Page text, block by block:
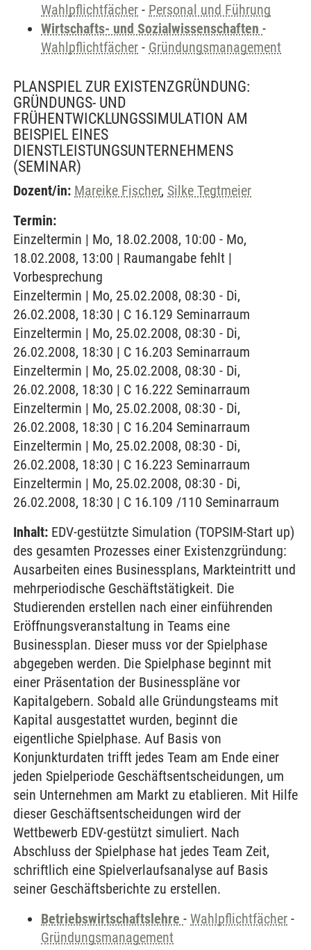
Wahlpflichtfächer - Personal und Führung
Wirtschafts- und Sozialwissenschaften -
Wahlpflichtfächer - Gründungsmanagement
PLANSPIEL ZUR EXISTENZGRÜNDUNG:
GRÜNDUNGS- UND
FRÜHENTWICKLUNGSSIMULATION AM
BEISPIEL EINES
DIENSTLEISTUNGSUNTERNEHMENS
(SEMINAR)
Dozent/in: Mareike Fischer, Silke Tegtmeier
Termin:
Einzeltermin | Mo, 18.02.2008, 10:00 - Mo,
18.02.2008, 13:00 | Raumangabe fehlt |
Vorbesprechung
Einzeltermin | Mo, 25.02.2008, 08:30 - Di,
26.02.2008, 18:30 | C 16.129 Seminarraum
Einzeltermin | Mo, 25.02.2008, 08:30 - Di,
26.02.2008, 18:30 | C 16.203 Seminarraum
Einzeltermin | Mo, 25.02.2008, 08:30 - Di,
26.02.2008, 18:30 | C 16.222 Seminarraum
Einzeltermin | Mo, 25.02.2008, 08:30 - Di,
26.02.2008, 18:30 | C 16.204 Seminarraum
Einzeltermin | Mo, 25.02.2008, 08:30 - Di,
26.02.2008, 18:30 | C 16.223 Seminarraum
Einzeltermin | Mo, 25.02.2008, 08:30 - Di,
26.02.2008, 18:30 | C 16.109 /110 Seminarraum
Inhalt: EDV-gestützte Simulation (TOPSIM-Start up)
des gesamten Prozesses einer Existenzgründung:
Ausarbeiten eines Businessplans, Markteintritt und
mehrperiodische Geschäftstätigkeit. Die
Studierenden erstellen nach einer einführenden
Eröffnungsveranstaltung in Teams eine
Businessplan. Dieser muss vor der Spielphase
abgegeben werden. Die Spielphase beginnt mit
einer Präsentation der Businesspläne vor
Kapitalgebern. Sobald alle Gründungsteams mit
Kapital ausgestattet wurden, beginnt die
eigentliche Spielphase. Auf Basis von
Konjunkturdaten trifft jedes Team am Ende einer
jeden Spielperiode Geschäftsentscheidungen, um
sein Unternehmen am Markt zu etablieren. Mit Hilfe
dieser Geschäftsentscheidungen wird der
Wettbewerb EDV-gestützt simuliert. Nach
Abschluss der Spielphase hat jedes Team Zeit,
schriftlich eine Spielverlaufsanalyse auf Basis
seiner Geschäftsberichte zu erstellen.
Betriebswirtschaftslehre - Wahlpflichtfächer -
Gründungsmanagement